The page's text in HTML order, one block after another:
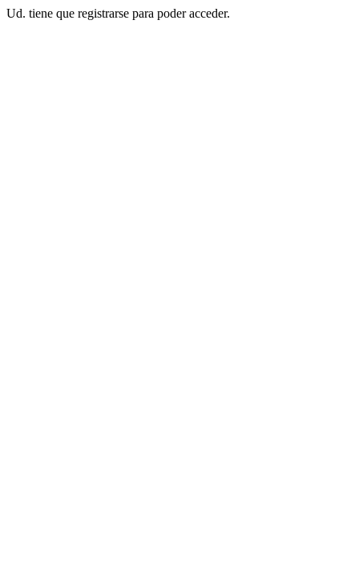
Ud. tiene que registrarse para poder acceder.